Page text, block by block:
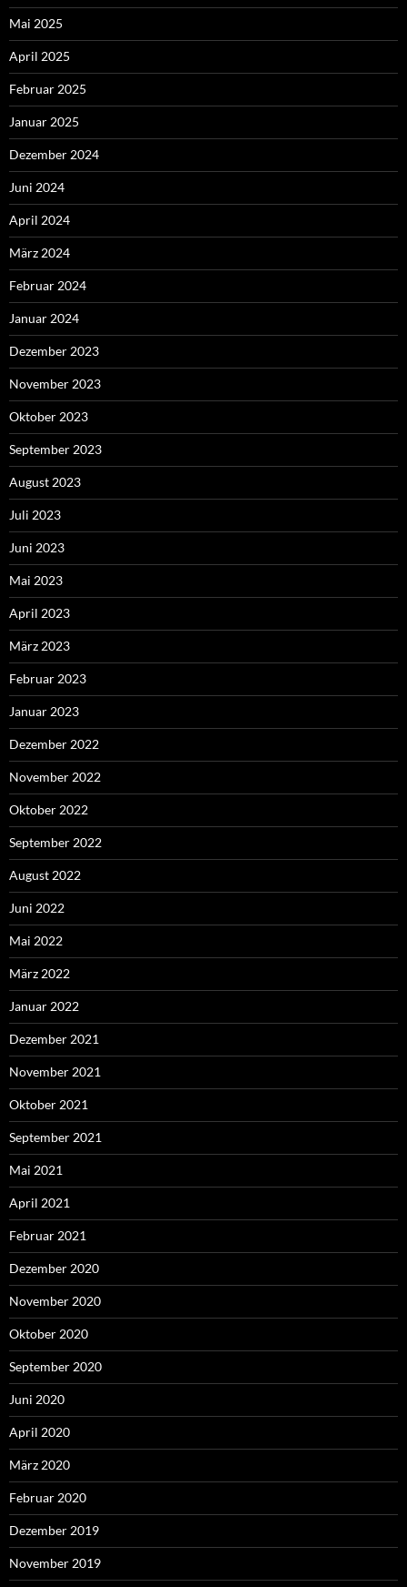
Mai 2025
April 2025
Februar 2025
Januar 2025
Dezember 2024
Juni 2024
April 2024
März 2024
Februar 2024
Januar 2024
Dezember 2023
November 2023
Oktober 2023
September 2023
August 2023
Juli 2023
Juni 2023
Mai 2023
April 2023
März 2023
Februar 2023
Januar 2023
Dezember 2022
November 2022
Oktober 2022
September 2022
August 2022
Juni 2022
Mai 2022
März 2022
Januar 2022
Dezember 2021
November 2021
Oktober 2021
September 2021
Mai 2021
April 2021
Februar 2021
Dezember 2020
November 2020
Oktober 2020
September 2020
Juni 2020
April 2020
März 2020
Februar 2020
Dezember 2019
November 2019